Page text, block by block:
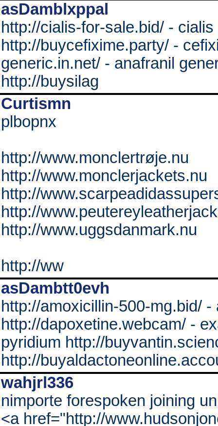
asDamblxppal
http://cialis-for-sale.bid/ -
http://buycefixime.party/ -
generic.in.net/ - anafranil
http://buysilag
Curtismn
plbopnx
http://www.monclertrøje.nu
http://www.monclerjackets.nu
http://
http://
http://www.uggsdanmark.nu
http://ww
asDambtt0evh
http://amoxicillin-500-mg.bid/
http://dapoxetine.webcam/ -
pyridium http://
http://
wahjrl336
nimporte forespoken joining
<a href="http://